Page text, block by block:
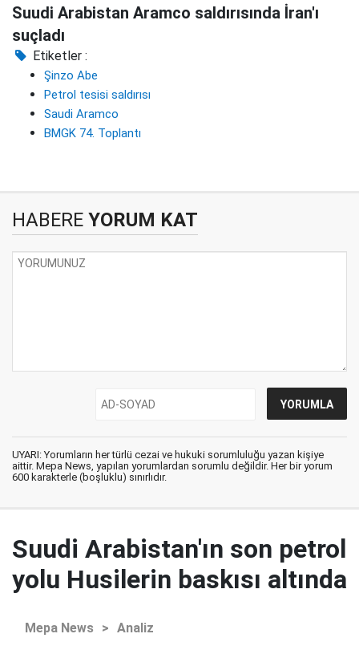
Suudi Arabistan Aramco saldırısında İran'ı
suçladı
Etiketler :
Şinzo Abe
Petrol tesisi saldırısı
Saudi Aramco
BMGK 74. Toplantı
HABERE YORUM KAT
UYARI: Yorumların her türlü cezai ve hukuki sorumluluğu yazan kişiye
aittir. Mepa News, yapılan yorumlardan sorumlu değildir. Her bir yorum
600 karakterle (boşluklu) sınırlıdır.
Suudi Arabistan'ın son petrol
yolu Husilerin baskısı altında
Mepa News > Analiz